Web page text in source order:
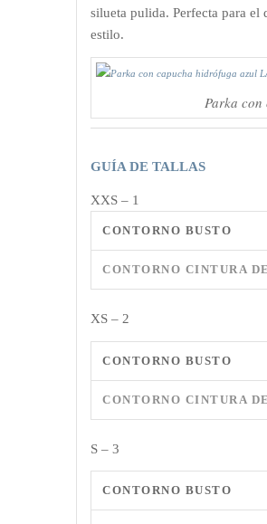
silueta pulida. Perfecta para el
estilo.
Parka con
GUÍA DE TALLAS
XXS – 1
CONTORNO BUSTO
CONTORNO CINTURA
XS – 2
CONTORNO BUSTO
CONTORNO CINTURA
S – 3
CONTORNO BUSTO